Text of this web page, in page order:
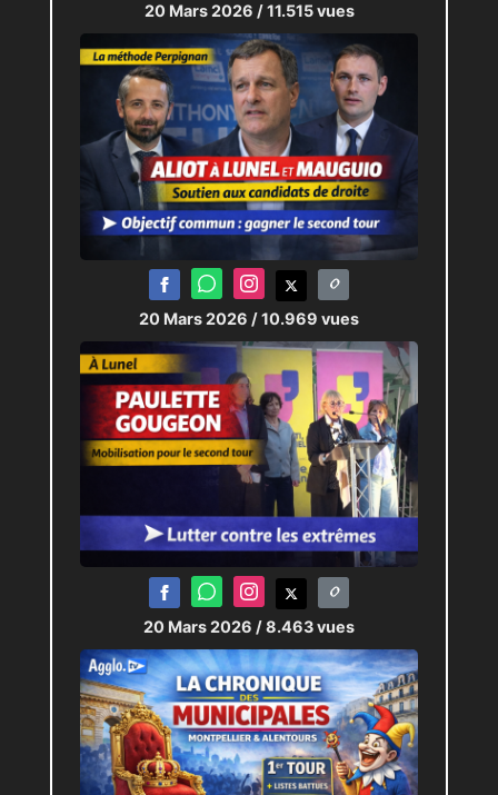
20 Mars 2026 / 11.515 vues
20 Mars 2026 / 10.969 vues
20 Mars 2026 / 8.463 vues